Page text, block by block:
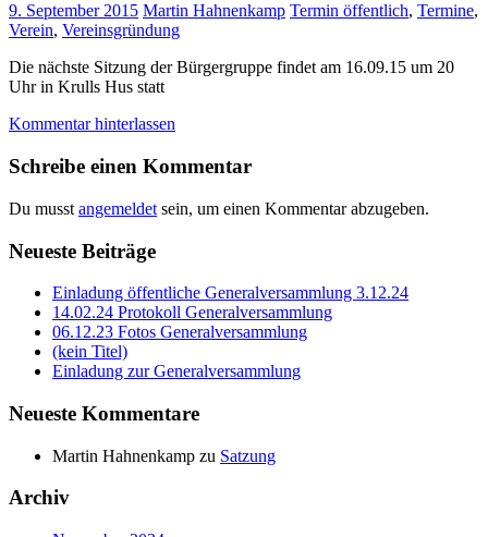
9. September 2015 Martin Hahnenkamp Termin öffentlich, Termine,
Verein, Vereinsgründung
Die nächste Sitzung der Bürgergruppe findet am 16.09.15 um 20
Uhr in Krulls Hus statt
Kommentar hinterlassen
Schreibe einen Kommentar
Du musst angemeldet sein, um einen Kommentar abzugeben.
Neueste Beiträge
Einladung öffentliche Generalversammlung 3.12.24
14.02.24 Protokoll Generalversammlung
06.12.23 Fotos Generalversammlung
(kein Titel)
Einladung zur Generalversammlung
Neueste Kommentare
Martin Hahnenkamp zu Satzung
Archiv